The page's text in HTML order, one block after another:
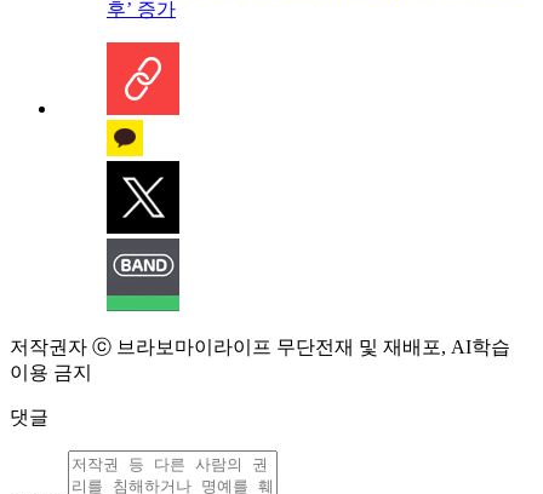
후’ 증가
저작권자 ⓒ 브라보마이라이프 무단전재 및 재배포, AI학습
이용 금지
댓글